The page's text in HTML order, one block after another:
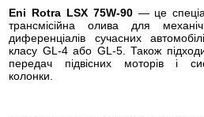
Eni Rotra LSX 75W-90— це
трансмісійна олива для
диференціалів сучасних
класу GL-4 або GL-5. Також
передач підвісних моторів і
колонки.